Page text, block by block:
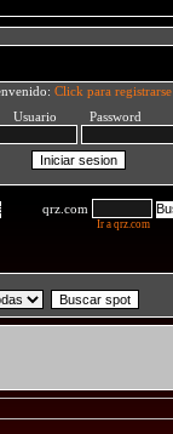
Click para registrarse
Usuario Password
qrz.com
Ir a qrz.com